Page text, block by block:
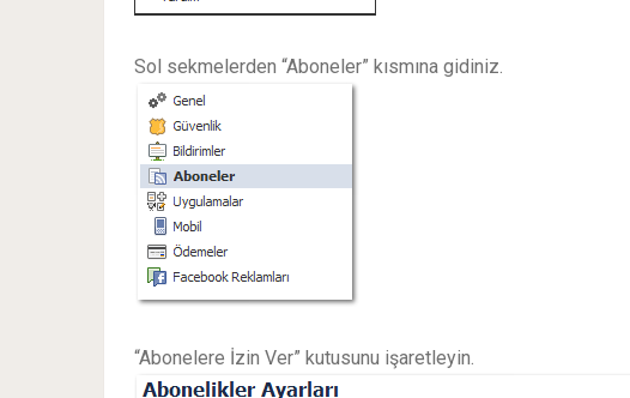
Sol sekmelerden “Aboneler” kısmına gidiniz.
“Abonelere İzin Ver” kutusunu işaretleyin.